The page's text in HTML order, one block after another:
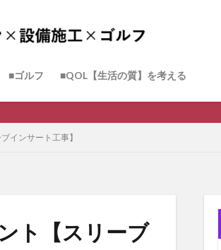
■ゴルフ ■QOL【生活の質】を考える
インサート工事】
ト【スリーブ